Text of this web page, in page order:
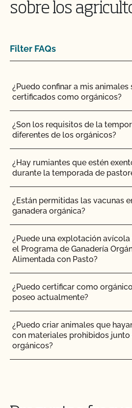
Los transformadores y
estar preparados para
El inspector debe comprender
antes de poder probarla. A
hacen muchas preguntas para
auditoría. Esté preparado para
funciona su pista de auditoría.
de flujo si su pista de auditoría
inspector cómo funcionan sus
facilitará y agilizará su trabajo.
INGLÉS TODOS
¿Cómo abordar las quejas y
en el mercado?
¿Cómo controlo los costes de
¿Cómo puedo obtener una
sobre los
Filter FAQs
¿Puedo confinar a mis animales
certificados como orgánicos?
¿Son los requisitos de la
diferentes de los orgánicos?
¿Hay rumiantes que estén
durante la temporada de
¿Están permitidas las vacunas
ganadera orgánica?
¿Puede una explotación
el Programa de Ganadería
Alimentada con Pasto?
¿Puedo certificar como
poseo actualmente?
¿Puedo criar animales que
con materiales prohibidos junto
orgánicos?